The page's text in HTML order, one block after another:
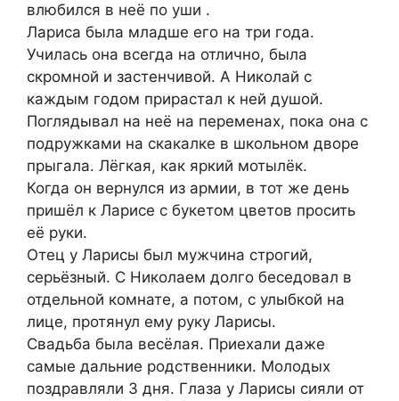
влюбился в неё по уши .
Лариса была младше его на три года.
Училась она всегда на отлично, была
скромной и застенчивой. А Николай с
каждым годом прирастал к ней душой.
Поглядывал на неё на переменах, пока она с
подружками на скакалке в школьном дворе
прыгала. Лёгкая, как яркий мотылёк.
Когда он вернулся из армии, в тот же день
пришёл к Ларисе с букетом цветов просить
её руки.
Отец у Ларисы был мужчина строгий,
серьёзный. С Николаем долго беседовал в
отдельной комнате, а потом, с улыбкой на
лице, протянул ему руку Ларисы.
Свадьба была весёлая. Приехали даже
самые дальние родственники. Молодых
поздравляли 3 дня. Глаза у Ларисы сияли от